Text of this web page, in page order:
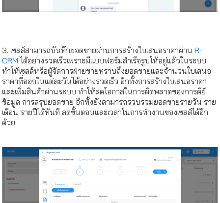
3. เซลส์สามารถบันทึกยอดขายผ่านการสร้างใบเสนอราคาผ่านR-
CRM ได้อย่างรวดเร็วเพราะมีแบบฟอร์มสำเร็จรูปให้อยู่แล้วในระบบ
ทำให้เซลส์หรือผู้จัดการฝ่ายขายทราบถึงยอดขายและจำนวนใบเสนอ
ราคาที่ออกในแต่ละวันได้อย่างรวดเร็ว อีกทั้งการสร้างใบเสนอราคา
และเพิ่มสินค้าผ่านระบบ ทำให้ลดโอกาสในการผิดพลาดของการคีย์
ข้อมูล การสรุปยอดขาย อีกทั้งยังสามารถรวบรวมยอดขายรายวัน ราย
เดือน รายปีได้ทันที ลดขั้นตอนและเวลาในการทำงานของเซลส์ได้อีก
ด้วย